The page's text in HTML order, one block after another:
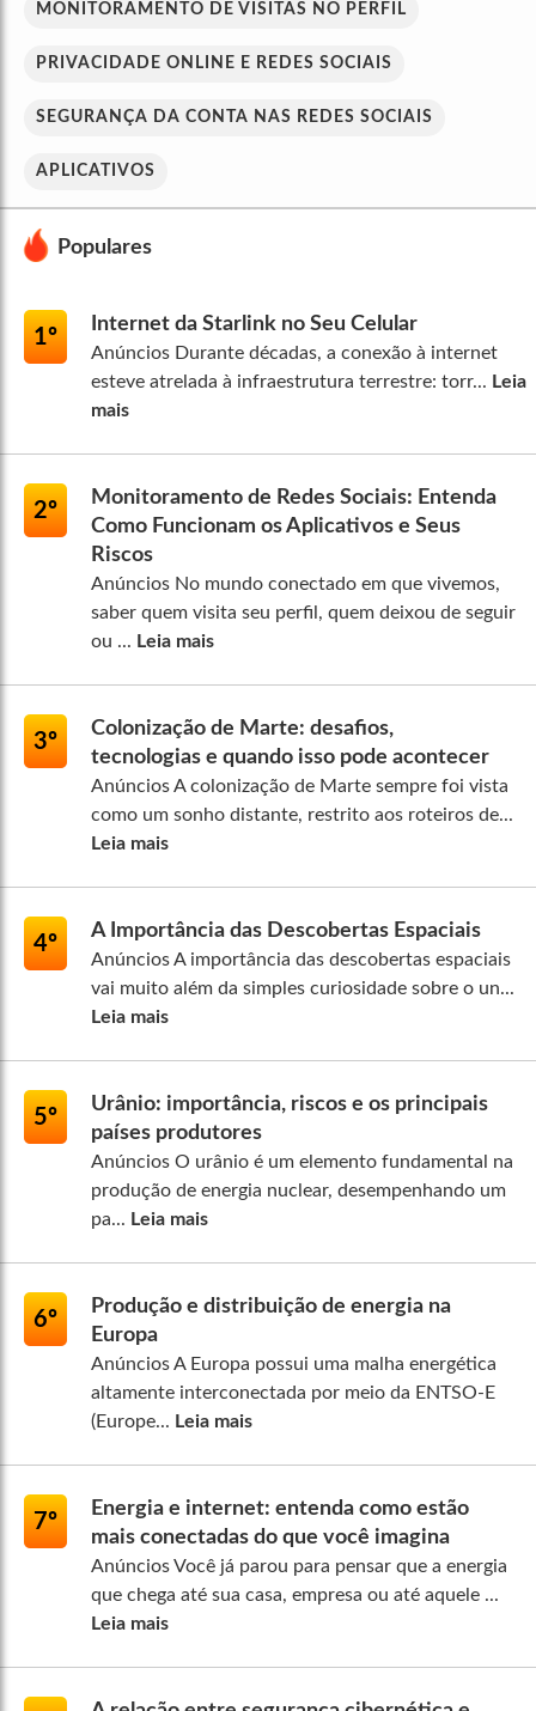
MONITORAMENTO DE VISITAS NO PERFIL
PRIVACIDADE ONLINE E REDES SOCIAIS
SEGURANÇA DA CONTA NAS REDES SOCIAIS
APLICATIVOS
Populares
1º
Internet da Starlink no Seu Celular
Anúncios Durante décadas, a conexão à internet
esteve atrelada à infraestrutura terrestre: torr... Leia
mais
2º
Monitoramento de Redes Sociais: Entenda
Como Funcionam os Aplicativos e Seus
Riscos
Anúncios No mundo conectado em que vivemos,
saber quem visita seu perfil, quem deixou de seguir
ou ... Leia mais
3º
Colonização de Marte: desafios,
tecnologias e quando isso pode acontecer
Anúncios A colonização de Marte sempre foi vista
como um sonho distante, restrito aos roteiros de...
Leia mais
4º
A Importância das Descobertas Espaciais
Anúncios A importância das descobertas espaciais
vai muito além da simples curiosidade sobre o un...
Leia mais
5º
Urânio: importância, riscos e os principais
países produtores
Anúncios O urânio é um elemento fundamental na
produção de energia nuclear, desempenhando um
pa... Leia mais
6º
Produção e distribuição de energia na
Europa
Anúncios A Europa possui uma malha energética
altamente interconectada por meio da ENTSO-E
(Europe... Leia mais
7º
Energia e internet: entenda como estão
mais conectadas do que você imagina
Anúncios Você já parou para pensar que a energia
que chega até sua casa, empresa ou até aquele ...
Leia mais